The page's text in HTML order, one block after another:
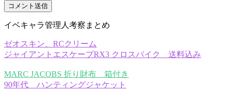
イベキャラ管理人考察まとめ
ゼオスキン、RCクリーム
ジャイアントエスケープRX3 クロスバイク 送料込み
MARC JACOBS 折り財布 箱付き
90年代 ハンティングジャケット